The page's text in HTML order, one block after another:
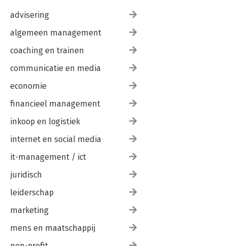
advisering
algemeen management
coaching en trainen
communicatie en media
economie
financieel management
inkoop en logistiek
internet en social media
it-management / ict
juridisch
leiderschap
marketing
mens en maatschappij